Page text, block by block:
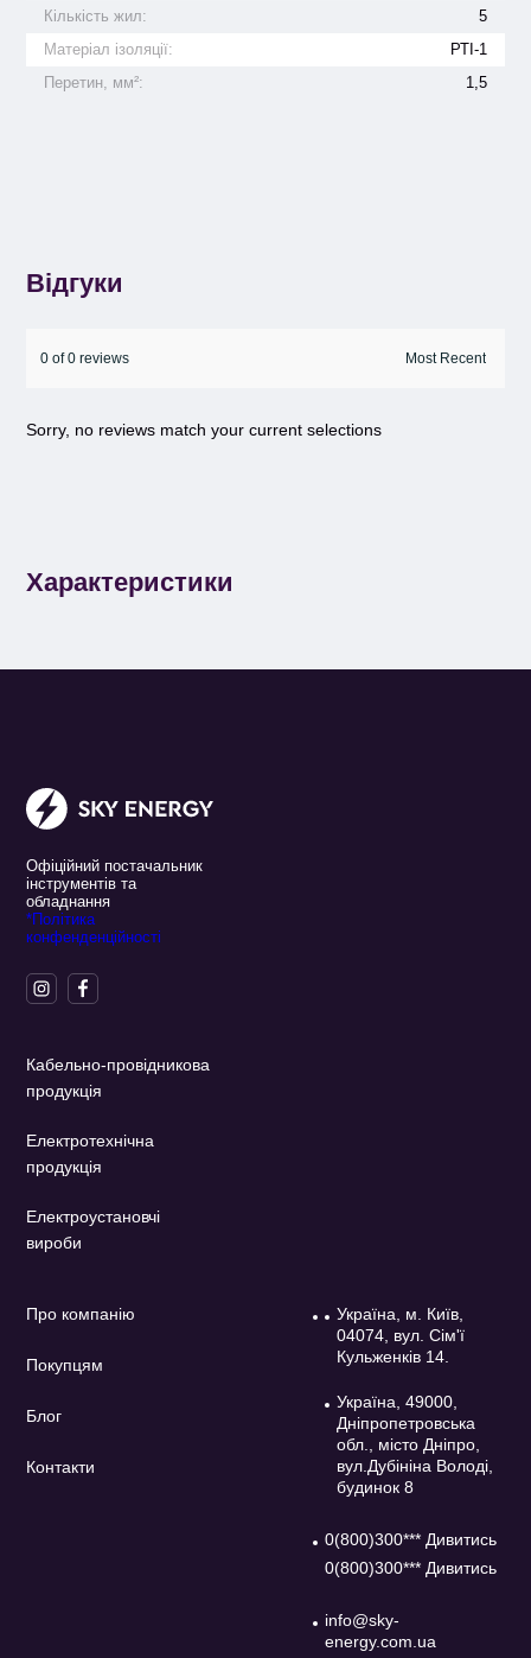
Кількість жил:
5
Матеріал ізоляції:
РТІ-1
Перетин, мм²:
1,5
Відгуки
0 of 0 reviews
Sorry, no reviews match your current selections
Характеристики
Офіційний постачальник
інструментів та
обладнання
*Політика
конфенденційності
Кабельно-провідникова
продукція
Електротехнічна
продукція
Електроустановчі
вироби
Про компанію
Покупцям
Блог
Контакти
Україна, м. Київ,
04074, вул. Сім'ї
Кульженків 14.
Україна, 49000,
Дніпропетровська
обл., місто Дніпро,
вул.Дубініна Володі,
будинок 8
0(800)300*** Дивитись
0(800)300*** Дивитись
info@sky-
energy.com.ua